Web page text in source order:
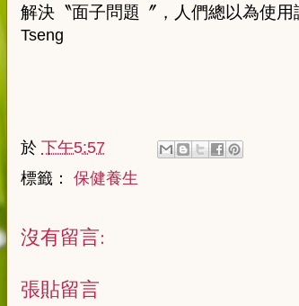
解決〝面子問題〞，人們總以為使
Tseng
於 下午5:57
標籤： 保健養生
沒有留言:
張貼留言